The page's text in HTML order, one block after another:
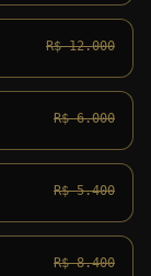
R$ 12.000
R$ 6.000
R$ 5.400
R$ 8.400